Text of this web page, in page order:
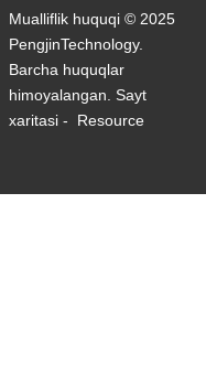
Mualliflik huquqi © 2025
PengjinTechnology.
Barcha huquqlar
himoyalangan. Sayt
xaritasi - Resource